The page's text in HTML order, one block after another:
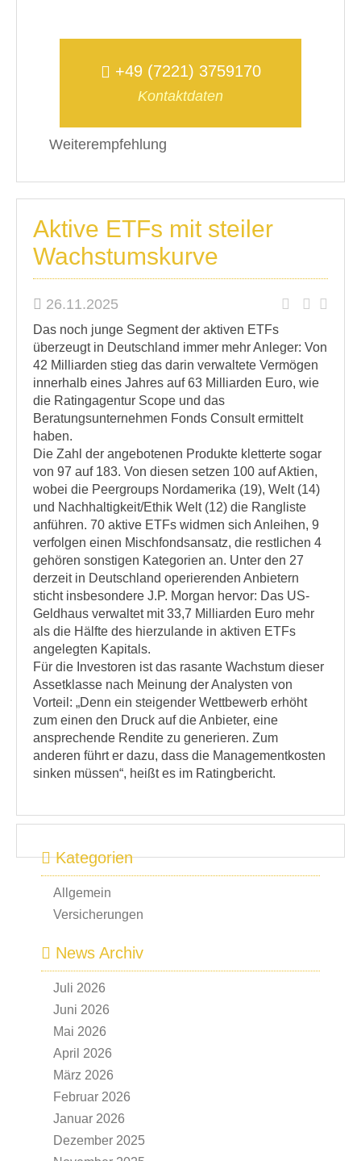
+49 (7221) 3759170
Kontaktdaten
Weiterempfehlung
Aktive ETFs mit steiler
Wachstumskurve
26.11.2025
Das noch junge Segment der aktiven ETFs
überzeugt in Deutschland immer mehr Anleger: Von
42 Milliarden stieg das darin verwaltete Vermögen
innerhalb eines Jahres auf 63 Milliarden Euro, wie
die Ratingagentur Scope und das
Beratungsunternehmen Fonds Consult ermittelt
haben.
Die Zahl der angebotenen Produkte kletterte sogar
von 97 auf 183. Von diesen setzen 100 auf Aktien,
wobei die Peergroups Nordamerika (19), Welt (14)
und Nachhaltigkeit/Ethik Welt (12) die Rangliste
anführen. 70 aktive ETFs widmen sich Anleihen, 9
verfolgen einen Mischfondsansatz, die restlichen 4
gehören sonstigen Kategorien an. Unter den 27
derzeit in Deutschland operierenden Anbietern
sticht insbesondere J.P. Morgan hervor: Das US-
Geldhaus verwaltet mit 33,7 Milliarden Euro mehr
als die Hälfte des hierzulande in aktiven ETFs
angelegten Kapitals.
Für die Investoren ist das rasante Wachstum dieser
Assetklasse nach Meinung der Analysten von
Vorteil: „Denn ein steigender Wettbewerb erhöht
zum einen den Druck auf die Anbieter, eine
ansprechende Rendite zu generieren. Zum
anderen führt er dazu, dass die Managementkosten
sinken müssen“, heißt es im Ratingbericht.
Kategorien
Allgemein
Versicherungen
News Archiv
Juli 2026
Juni 2026
Mai 2026
April 2026
März 2026
Februar 2026
Januar 2026
Dezember 2025